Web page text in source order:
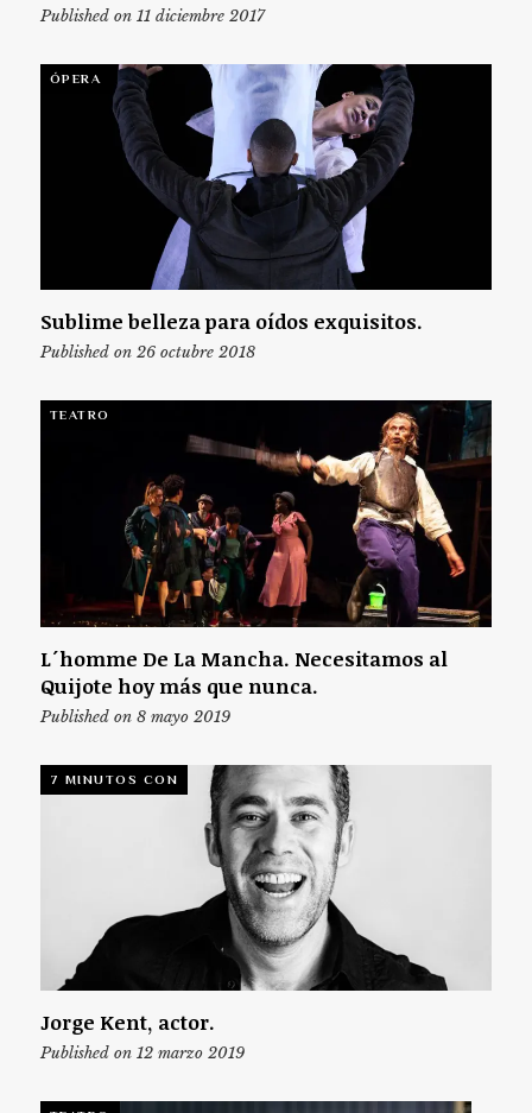
Published on 11 diciembre 2017
ÓPERA
Sublime belleza para oídos exquisitos.
Published on 26 octubre 2018
TEATRO
L´homme De La Mancha. Necesitamos al
Quijote hoy más que nunca.
Published on 8 mayo 2019
7 MINUTOS CON
Jorge Kent, actor.
Published on 12 marzo 2019